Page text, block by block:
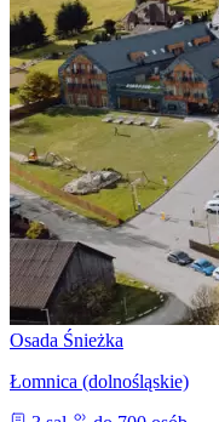
Osada Śnieżka
Łomnica (dolnośląskie)